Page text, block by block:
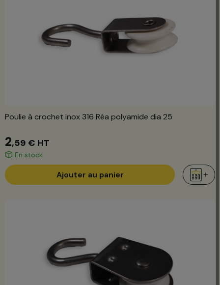
Poulie à crochet inox 316 Réa polyamide dia 25
2,59 € HT
En stock
Ajouter au panier